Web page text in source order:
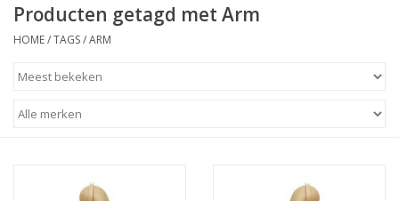
EHBO
Pax tassen
Producten getagd met Arm
HOME/TAGS/ARM